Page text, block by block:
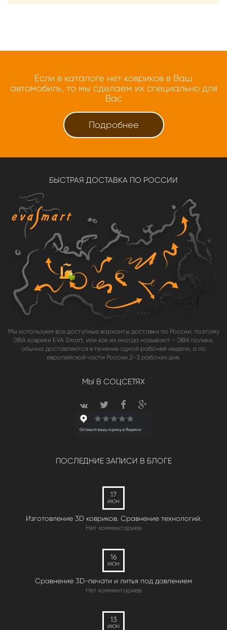
Если в каталоге нет ковриков в Ваш
автомобиль, то мы сделаем их специально для
Вас
Подробнее
БЫСТРАЯ ДОСТАВКА ПО РОССИИ
Мы используем все доступные варианты доставки по России, поэтому
ЭВА коврики EVA Smart, или как их иногда называют - ЭВА полики,
обычно доставляются в течение одной рабочей недели, а по
европейской части России 2-3 рабочих дня.
МЫ В СОЦСЕТЯХ
ПОСЛЕДНИЕ ЗАПИСИ В БЛОГЕ
17
ИЮН
Изготовление 3D ковриков. Сравнение технологий.
Нет комментариев
16
ИЮН
Сравнение 3D-печати и литья под давлением
Нет комментариев
13
ИЮН